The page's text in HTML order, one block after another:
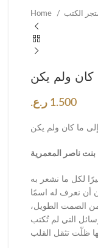
Home
كان ولم يكن
1.500 ر.ع.
إلى ما كان ولم يكن
بنت ناصر المعمرية
أن نعرف له اسمًا
من الصمت الطويل،
التي لم تُكتب